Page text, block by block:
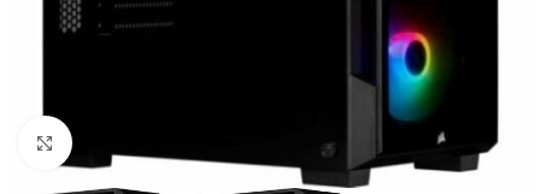
Clic para ampliar